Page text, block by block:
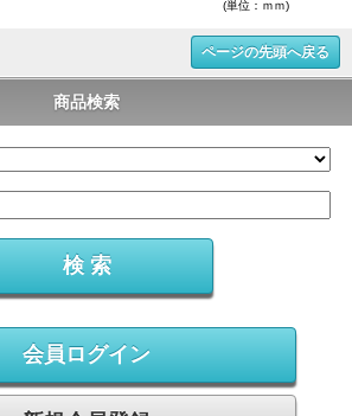
(単位：ｍｍ)
ページの先頭へ戻る
商品検索
会員ログイン